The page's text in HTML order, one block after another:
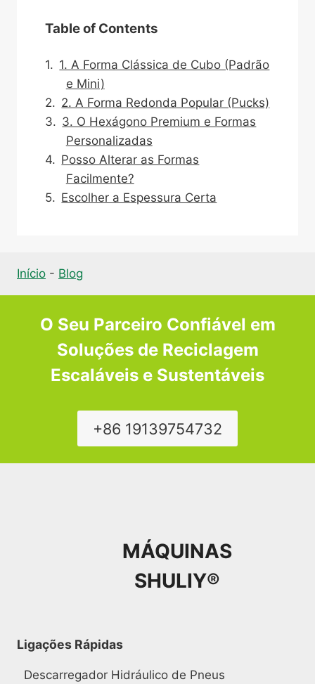
Table of Contents
1. A Forma Clássica de Cubo (Padrão
e Mini)
2. A Forma Redonda Popular (Pucks)
3. O Hexágono Premium e Formas
Personalizadas
Posso Alterar as Formas
Facilmente?
Escolher a Espessura Certa
Início - Blog
O Seu Parceiro Confiável em
Soluções de Reciclagem
Escaláveis e Sustentáveis
+86 19139754732
MÁQUINAS
SHULIY®
Ligações Rápidas
Descarregador Hidráulico de Pneus